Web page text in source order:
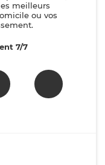
meilleurs
ou vos
7/7